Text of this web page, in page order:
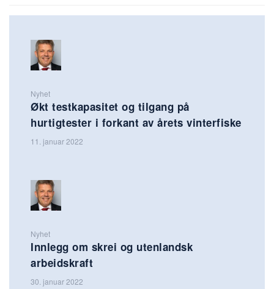
Nyhet
Økt testkapasitet og tilgang på
hurtigtester i forkant av årets vinterfiske
11. januar 2022
Nyhet
Innlegg om skrei og utenlandsk
arbeidskraft
30. januar 2022